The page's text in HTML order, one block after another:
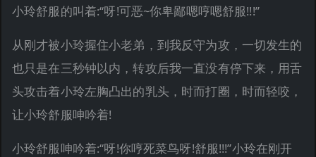
小玲舒服的叫着:“呀!可恶~你卑鄙嗯哼嗯舒服!!!”
从刚才被小玲握住小老弟，到我反守为攻，一切发生的
也只是在三秒钟以内，转攻后我一直没有停下来，用舌
头攻击着小玲左胸凸出的乳头，时而打圈，时而轻咬，
让小玲舒服呻吟着!
小玲舒服呻吟着:“呀!你哼死菜鸟呀!舒服!!!”小玲在刚开